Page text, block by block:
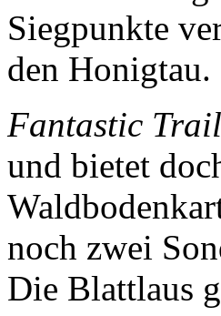
Siegpunkte
den Honigtau.
Fantastic
und bietet
noch zwei
Die Blattlaus